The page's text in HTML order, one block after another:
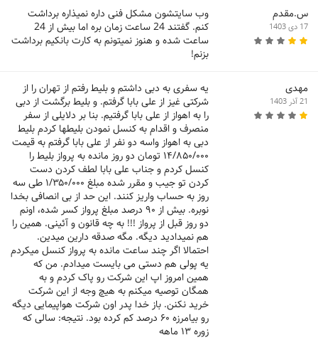
س.مقدم
17 دی 1403
وب سایتشون مشکل فنی داره نمیذاره برداشت
کنم. گفتند 24 ساعت زمان بره اما بیش از 24
ساعت شده و هنوز نمیتونم به کارت بانکیم برداشت
بزنم!
مهدی
21 آذر 1403
یه سفری به دبی داشتم و بلیط رفتم از تهران را از
شرکتی غیز از علی بابا گرفتم. و بلیط برگشت از دبی
را به اهواز از علی بابا گرفتیم. بنا بر دلایلی از سفر
منصرف و اقدام به کنسل نمودن بلیطها کردم بلیط
دبی به اهواز واسه دو نفر از علی بابا گرفتم به قیمت
۱۴/۸۵۰/۰۰۰ تومان دو روز مانده به پرواز بلیط را
کنسل کردم و جناب علی بابا لطف کردن دست
کردن تو جیب و مقرر شده مبلغ ۱/۳۵۰/۰۰۰ طی سه
روز به حساب واریز کنند. این حد از بی انصافی بخدا
نوبره. بیش از ۹۰ درصد مبلغ پرواز کسر شده، اونم
دو روز قبل از پرواز !!! به چه قانون و آئینی. همین را
هم نمیدادید دیگه. مگه صدقه دارین میدین.
احتمالا اگر چند ساعت مانده به پرواز کنسل میکردم
یه پولی هم دستی می بایست میدادم. من که
همین امروز اپ این شرکت رو پاک کردم و به
همگان توصیه میکنم به هیچ وجه از این شرکت
خرید نکنن. باز خدا پدر اون شرکت هواپیمایی دیگه
رو بیامرزه ۶۰ درصد کم کرده بود. نتیجه: سالی که
زوره ۱۳ ماهه